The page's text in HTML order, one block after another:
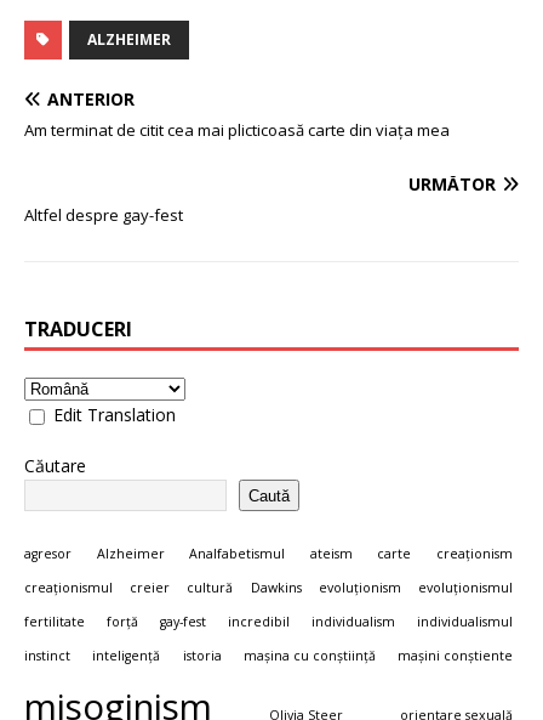
ALZHEIMER
ANTERIOR
Am terminat de citit cea mai plicticoasă carte din viața mea
URMĂTOR
Altfel despre gay-fest
TRADUCERI
Edit Translation
Căutare
Caută
agresor Alzheimer Analfabetismul ateism carte
creaționism
creaționismul
creier cultură Dawkins evoluționism
evoluționismul
fertilitate
forță gay-fest incredibil individualism
individualismul
instinct
inteligență istoria mașina cu conștiință mașini conștiente
misoginism Olivia Steer orientare sexuală